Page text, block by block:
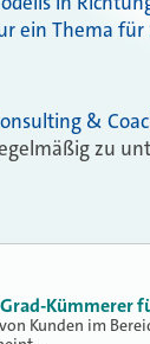
ein Thema
&
zu
Kümmerer
Kunden im